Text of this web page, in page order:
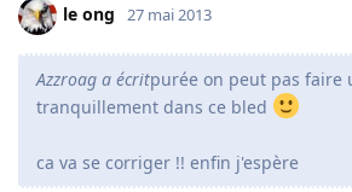
le ong 27 mai 2013
Azzroag a écritpurée on peut pas faire
tranquillement dans ce bled
ca va se corriger !! enfin j'espère